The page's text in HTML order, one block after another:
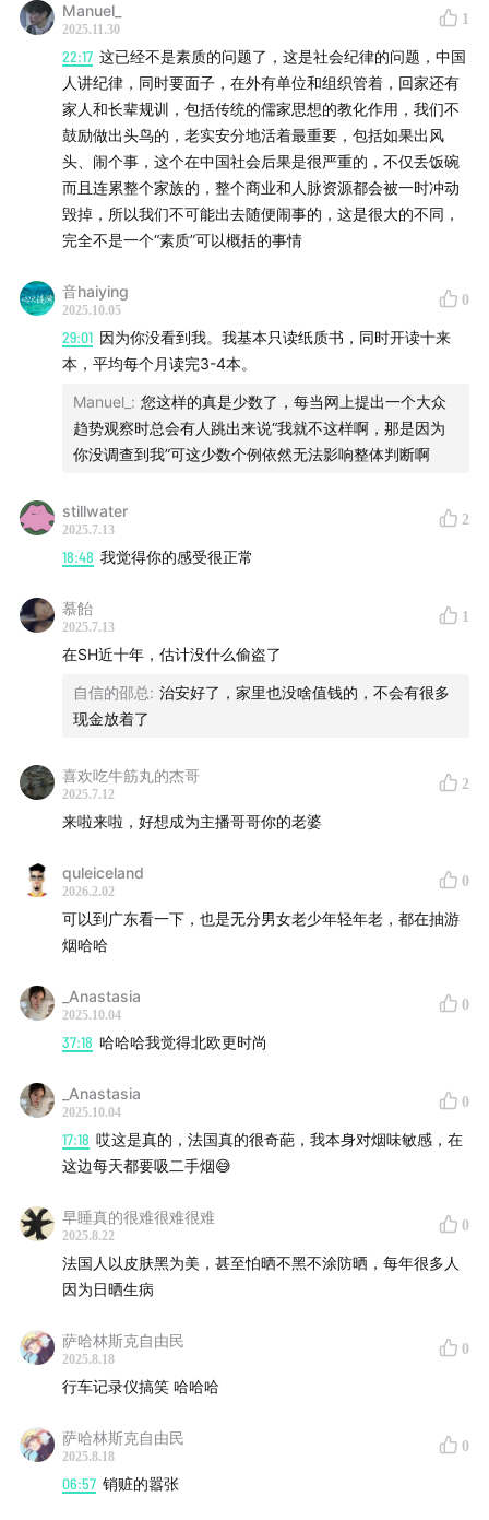
Manuel_
2025.11.30
1
22:17 这已经不是素质的问题了，这是社会纪律的问题，中国
人讲纪律，同时要面子，在外有单位和组织管着，回家还有
家人和长辈规训，包括传统的儒家思想的教化作用，我们不
鼓励做出头鸟的，老实安分地活着最重要，包括如果出风
头、闹个事，这个在中国社会后果是很严重的，不仅丢饭碗
而且连累整个家族的，整个商业和人脉资源都会被一时冲动
毁掉，所以我们不可能出去随便闹事的，这是很大的不同，
完全不是一个“素质”可以概括的事情
音haiying
2025.10.05
0
29:01 因为你没看到我。我基本只读纸质书，同时开读十来
本，平均每个月读完3-4本。
Manuel_ : 您这样的真是少数了，每当网上提出一个大众
趋势观察时总会有人跳出来说“我就不这样啊，那是因为
你没调查到我”可这少数个例依然无法影响整体判断啊
stillwater
2025.7.13
2
18:48 我觉得你的感受很正常
慕飴
2025.7.13
1
在SH近十年，估计没什么偷盗了
自信的邵总: 治安好了，家里也没啥值钱的，不会有很多
现金放着了
喜欢吃牛筋丸的杰哥
2025.7.12
2
来啦来啦，好想成为主播哥哥你的老婆
quleiceland
2026.2.02
0
可以到广东看一下，也是无分男女老少年轻年老，都在抽游
烟哈哈
_Anastasia
2025.10.04
0
37:18 哈哈哈我觉得北欧更时尚
_Anastasia
2025.10.04
0
17:18 哎这是真的，法国真的很奇葩，我本身对烟味敏感，在
这边每天都要吸二手烟😅
早睡真的很难很难很难
2025.8.22
0
法国人以皮肤黑为美，甚至怕晒不黑不涂防晒，每年很多人
因为日晒生病
萨哈林斯克自由民
2025.8.18
0
行车记录仪搞笑 哈哈哈
萨哈林斯克自由民
2025.8.18
0
06:57 销赃的嚣张